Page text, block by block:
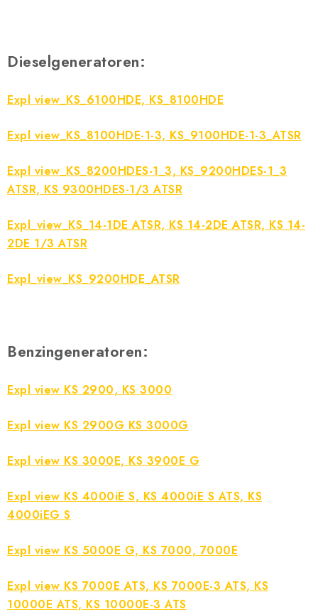
MARKEN
AGB & Kundeninformationen
Datenschutzerklärung (GDPR)
Impressum
Dieselgeneratoren:
Expl view_KS_6100HDE, KS_8100HDE
Expl view_KS_8100HDE-1-3, KS_9100HDE-1-3_ATSR
Expl view_KS_8200HDES-1_3, KS_9200HDES-1_3
ATSR, KS 9300HDES-1/3 ATSR
Expl_view_KS_14-1DE ATSR, KS 14-2DE ATSR, KS 14-
2DE 1/3 ATSR
Expl_view_KS_9200HDE_ATSR
Benzingeneratoren:
Expl view KS 2900, KS 3000
Expl view KS 2900G KS 3000G
Expl view KS 3000E, KS 3900E G
Expl view KS 4000iE S, KS 4000iE S ATS, KS
4000iEG S
Expl view KS 5000E G, KS 7000, 7000E
Expl view KS 7000E ATS, KS 7000E-3 ATS, KS
10000E ATS, KS 10000E-3 ATS